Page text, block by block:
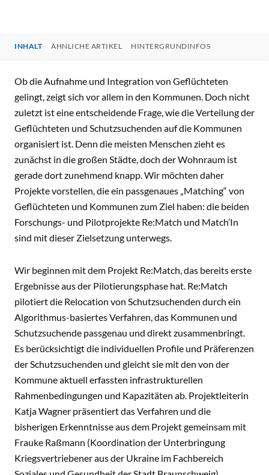
INHALT ÄHNLICHE ARTIKEL HINTERGRUNDINFOS
INHALT
Ob die Aufnahme und Integration von Geflüchteten
gelingt, zeigt sich vor allem in den Kommunen. Doch nicht
zuletzt ist eine entscheidende Frage, wie die Verteilung der
Geflüchteten und Schutzsuchenden auf die Kommunen
organisiert ist. Denn die meisten Menschen zieht es
zunächst in die großen Städte, doch der Wohnraum ist
gerade dort zunehmend knapp. Wir möchten daher
Projekte vorstellen, die ein passgenaues „Matching“ von
Geflüchteten und Kommunen zum Ziel haben: die beiden
Forschungs- und Pilotprojekte Re:Match und Match’In
sind mit dieser Zielsetzung unterwegs.
Wir beginnen mit dem Projekt Re:Match, das bereits erste
Ergebnisse aus der Pilotierungsphase hat. Re:Match
pilotiert die Relocation von Schutzsuchenden durch ein
Algorithmus-basiertes Verfahren, das Kommunen und
Schutzsuchende passgenau und direkt zusammenbringt.
Es berücksichtigt die individuellen Profile und Präferenzen
der Schutzsuchenden und gleicht sie mit den von der
Kommune aktuell erfassten infrastrukturellen
Rahmenbedingungen und Kapazitäten ab. Projektleiterin
Katja Wagner präsentiert das Verfahren und die
bisherigen Erkenntnisse aus dem Projekt gemeinsam mit
Frauke Raßmann (Koordination der Unterbringung
Kriegsvertriebener aus der Ukraine im Fachbereich